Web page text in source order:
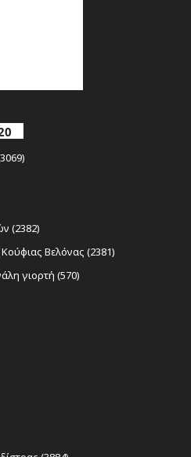
(2382)
Βελόνας (2381)
γιορτή (570)